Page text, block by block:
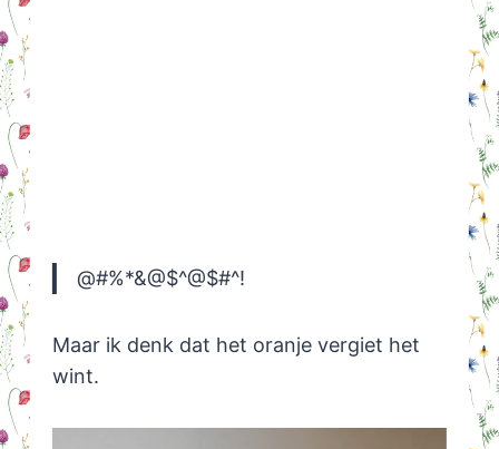
@#%*&@$^@$#^!
Maar ik denk dat het oranje vergiet het
wint.